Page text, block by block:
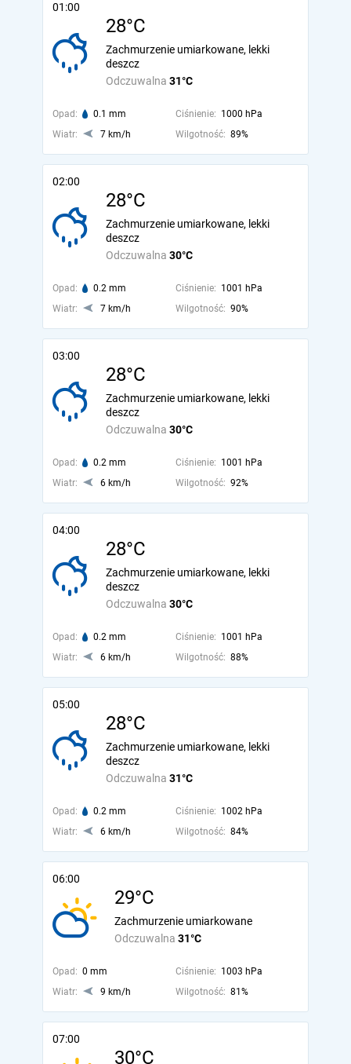
01:00
28°C
Odczuwalna 31°C
Zachmurzenie umiarkowane, lekki
deszcz
Opad: 0.1 mm Ciśnienie: 1000 hPa
Wiatr:
7 km/h Wilgotność: 89%
02:00
28°C
Odczuwalna 30°C
Zachmurzenie umiarkowane, lekki
deszcz
Opad: 0.2 mm Ciśnienie: 1001 hPa
Wiatr:
7 km/h Wilgotność: 90%
03:00
28°C
Odczuwalna 30°C
Zachmurzenie umiarkowane, lekki
deszcz
Opad: 0.2 mm Ciśnienie: 1001 hPa
Wiatr:
6 km/h Wilgotność: 92%
04:00
28°C
Odczuwalna 30°C
Zachmurzenie umiarkowane, lekki
deszcz
Opad: 0.2 mm Ciśnienie: 1001 hPa
Wiatr:
6 km/h Wilgotność: 88%
05:00
28°C
Odczuwalna 31°C
Zachmurzenie umiarkowane, lekki
deszcz
Opad: 0.2 mm Ciśnienie: 1002 hPa
Wiatr:
6 km/h Wilgotność: 84%
06:00
29°C
Odczuwalna 31°C
Zachmurzenie umiarkowane
Opad: 0 mm Ciśnienie: 1003 hPa
Wiatr:
9 km/h Wilgotność: 81%
07:00
30°C